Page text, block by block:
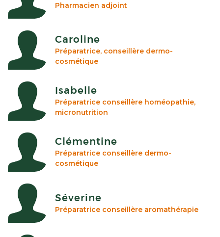
Pharmacien adjoint
Caroline
Préparatrice, conseillère dermo-
cosmétique
Isabelle
Préparatrice conseillère homéopathie,
micronutrition
Clémentine
Préparatrice conseillère dermo-
cosmétique
Séverine
Préparatrice conseillère aromathérapie